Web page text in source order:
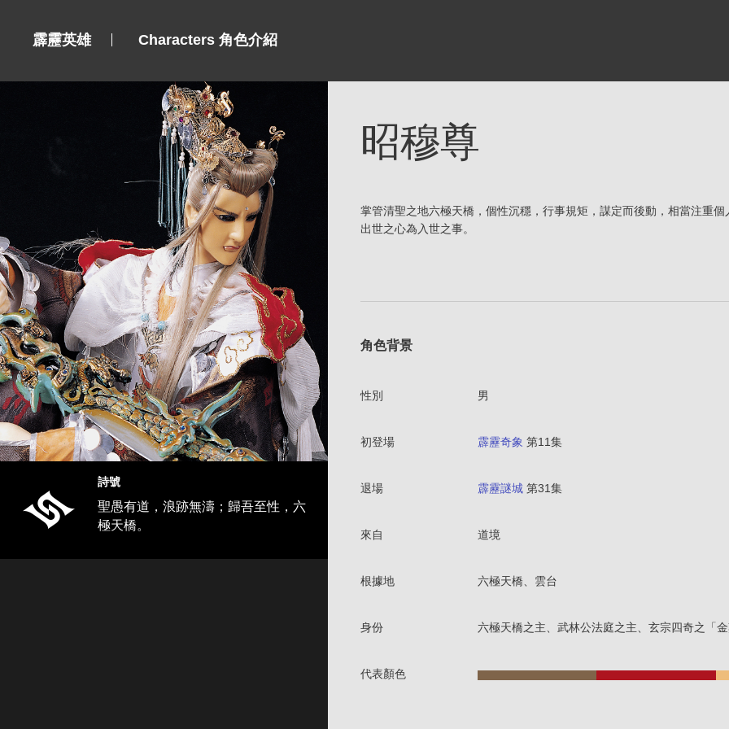
霹靂英雄 Characters 角色介紹
詩號
聖愚有道，浪跡無濤；歸吾至性，六
極天橋。
昭穆尊
掌管清聖之地六極天橋，個性沉穩，行事規矩，謀定而後動，相當注重
出世之心為入世之事。
角色背景
性別 男
初登場 霹靂奇象 第11集
退場 霹靂謎城第31集
來自 道境
根據地 六極天橋、雲台
身份 六極天橋之主、武林公法庭之主、玄宗四奇之「
代表顏色